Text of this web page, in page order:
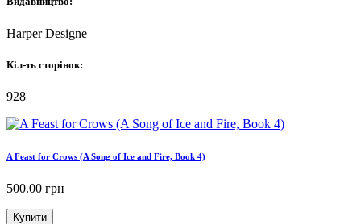
Harper Designe
Кіл-ть сторінок:
928
A Feast for Crows (A Song of Ice and Fire, Book 4)
500.00 грн
Купити